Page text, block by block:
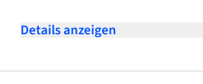
Details anzeigen